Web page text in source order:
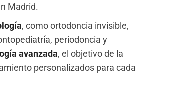
Madrid.
, como ortodoncia invisible,
periodoncia y
avanzada, el objetivo de la
personalizados para cada